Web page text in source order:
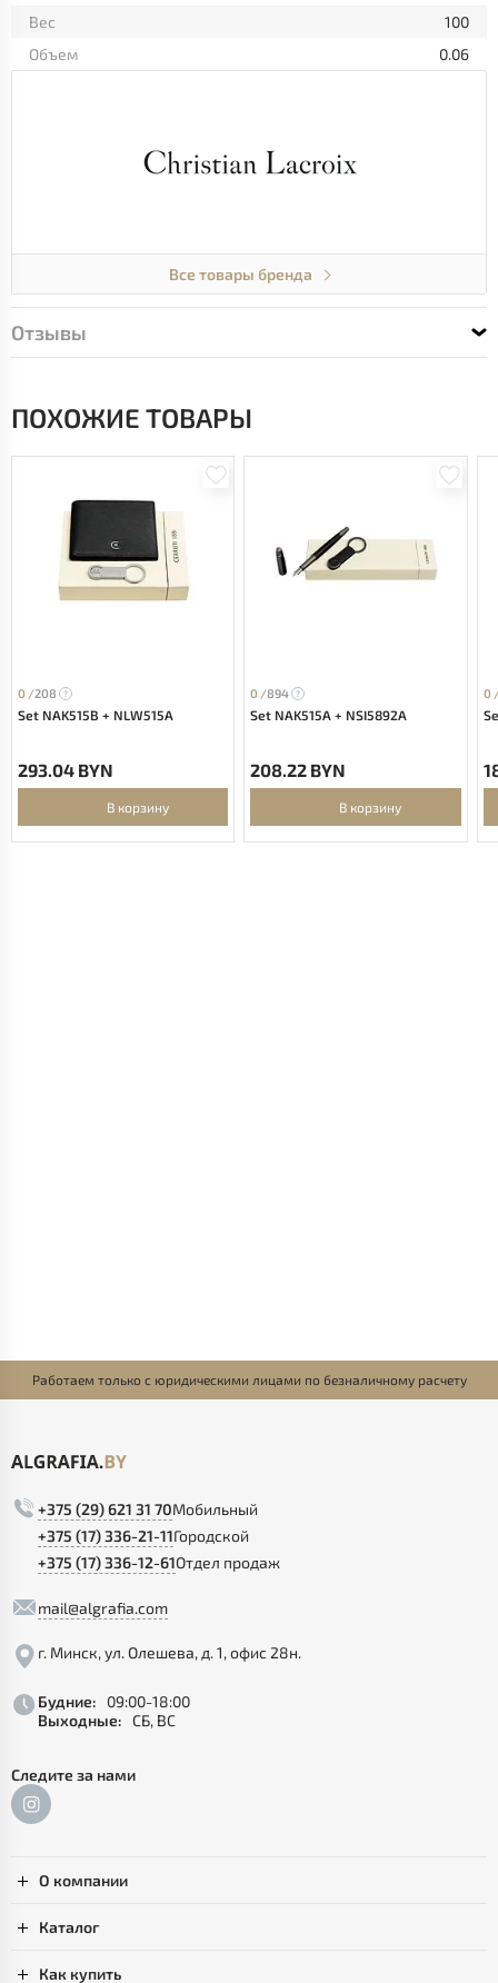
Вес
100
Объем
0.06
Все товары бренда
Отзывы
ПОХОЖИЕ ТОВАРЫ
0 /208
Set NAK515B + NLW515A
293.04 BYN
В корзину
0 /894
Set NAK515A + NSI5892A
208.22 BYN
В корзину
0
Работаем только с юридическими лицами по безналичному расчету
+375 (29) 621 31 70Мобильный
+375 (17) 336-21-11Городской
+375 (17) 336-12-61Отдел продаж
mail@algrafia.com
г. Минск, ул. Олешева, д. 1, офис 28н.
Будние:
09:00-18:00
Выходные: СБ, ВС
Следите за нами
О компании
Каталог
Как купить